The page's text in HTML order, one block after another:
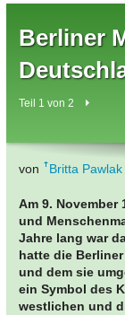
Berliner
Teil 1 von 2
von Britta Pawlak
Am 9. November
und
Jahre lang war
hatte die
und dem sie
ein Symbol des
westlichen und